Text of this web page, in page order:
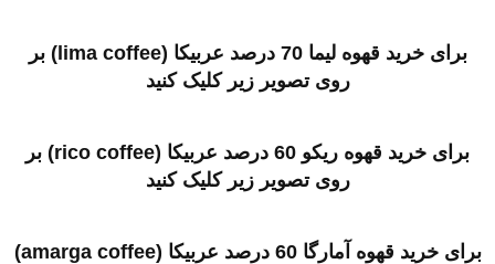
برای خرید قهوه لیما 70 درصد عربیکا (lima coffee) بر
روی تصویر زیر کلیک کنید
برای خرید قهوه ریکو 60 درصد عربیکا (rico coffee) بر
روی تصویر زیر کلیک کنید
برای خرید قهوه آمارگا 60 درصد عربیکا (amarga coffee)